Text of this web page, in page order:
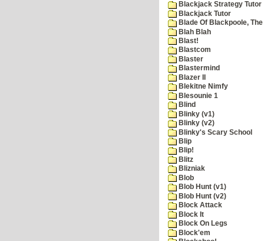
Blackjack Strategy Tutor
Blackjack Tutor
Blade Of Blackpoole, The
Blah Blah
Blast!
Blastcom
Blaster
Blastermind
Blazer II
Blekitne Nimfy
Blesounie 1
Blind
Blinky (v1)
Blinky (v2)
Blinky's Scary School
Blip
Blip!
Blitz
Blizniak
Blob
Blob Hunt (v1)
Blob Hunt (v2)
Block Attack
Block It
Block On Legs
Block'em